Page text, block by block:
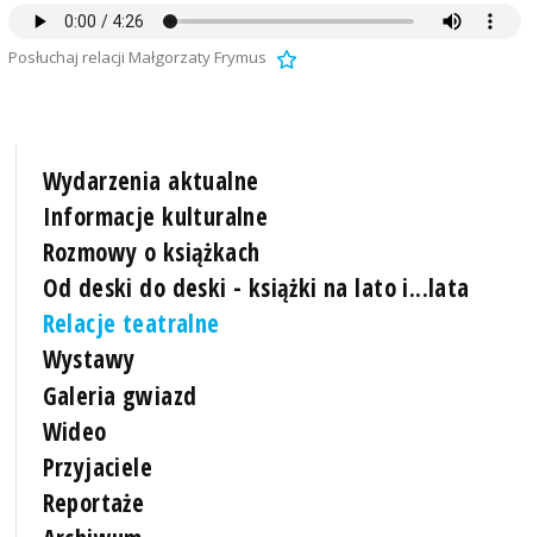
Posłuchaj relacji Małgorzaty Frymus
Wydarzenia aktualne
Informacje kulturalne
Rozmowy o książkach
Od deski do deski - książki na lato i...lata
Relacje teatralne
Wystawy
Galeria gwiazd
Wideo
Przyjaciele
Reportaże